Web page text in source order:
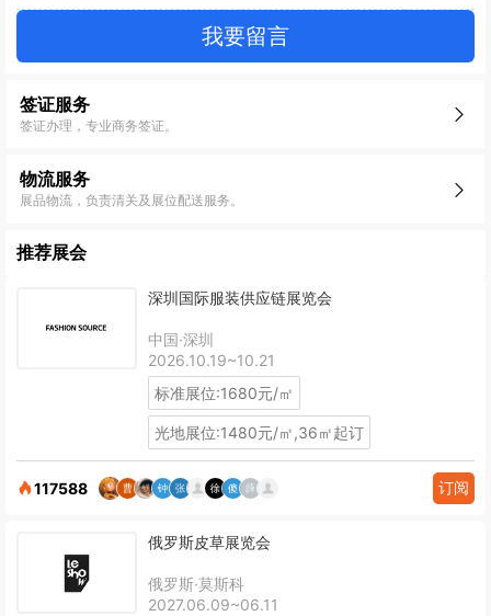
我要留言
签证服务
签证办理，专业商务签证。
物流服务
展品物流，负责清关及展位配送服务。
推荐展会
深圳国际服装供应链展览会
中国·深圳
2026.10.19~10.21
标准展位:1680元/㎡
光地展位:1480元/㎡,36㎡起订
117588 订阅
俄罗斯皮草展览会
俄罗斯·莫斯科
2027.06.09~06.11